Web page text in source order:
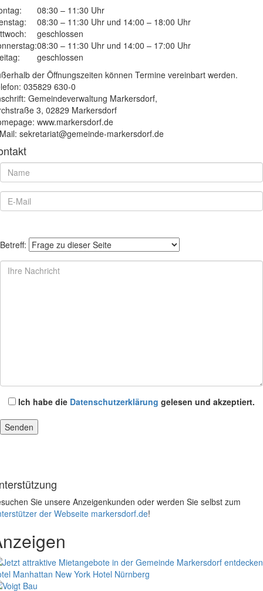
08:30 – 11:30 Uhr
08:30 – 11:30 Uhr und 14:00 – 18:00 Uhr
geschlossen
08:30 – 11:30 Uhr und 14:00 – 17:00 Uhr
geschlossen
der Öffnungszeiten können Termine vereinbart werden.
035829 630-0
Gemeindeverwaltung Markersdorf,
3, 02829 Markersdorf
www.markersdorf.de
sekretariat@gemeinde-markersdorf.de
Betreff:
Ich habe die Datenschutzerklärung gelesen und akzeptiert.
Sie unsere Anzeigenkunden oder werden Sie selbst zum
der Webseite markersdorf.de!
Manhattan New York Hotel Nürnberg